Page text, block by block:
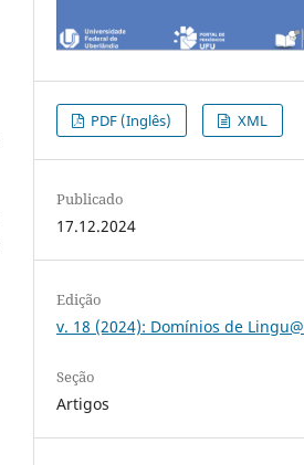
PDF (Inglês) XML
Publicado
17.12.2024
Edição
v. 18 (2024): Domínios de
Seção
Artigos